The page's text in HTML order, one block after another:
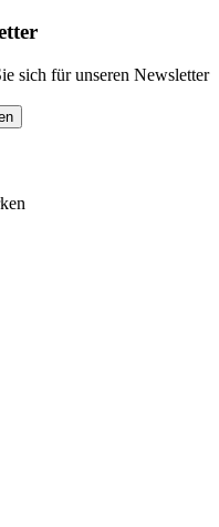
sich für unseren Newsletter